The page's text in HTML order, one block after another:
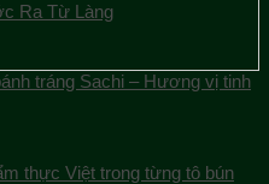
Ra Từ Làng
tráng Sachi – Hương vị tinh
thực Việt trong từng tô bún